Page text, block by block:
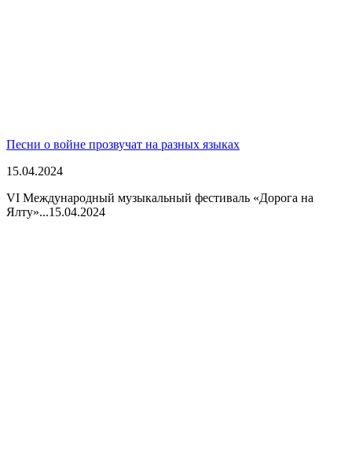
Песни о войне прозвучат на разных языках
15.04.2024
VI Международный музыкальный фестиваль «Дорога на
Ялту»...15.04.2024